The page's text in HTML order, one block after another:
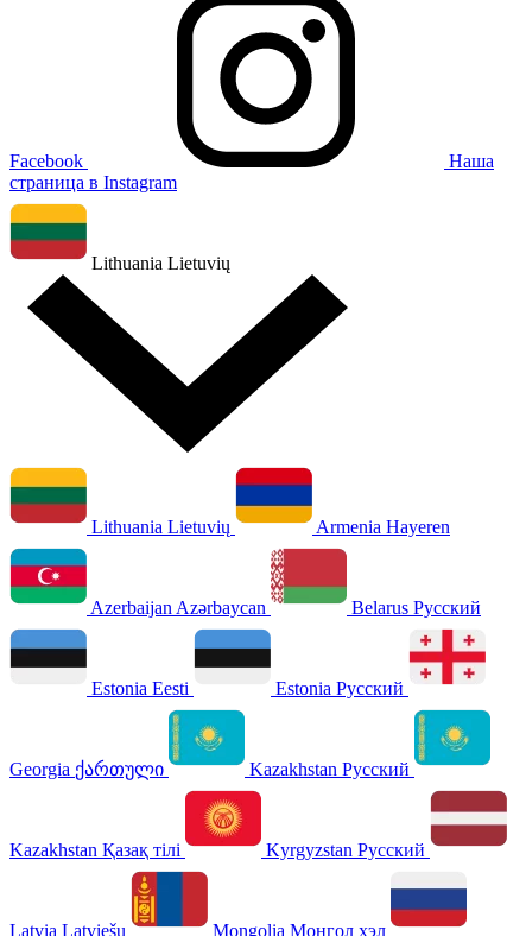
Facebook
Наша
страница в Instagram
Lithuania Lietuvių
Lithuania Lietuvių Armenia Hayeren
Azerbaijan Azərbaycan Belarus Русский
Estonia Eesti Estonia Русский
Georgia ქართული Kazakhstan Русский
Kazakhstan Қазақ тілі Kyrgyzstan Русский
Latvia Latviešu Mongolia Монгол хэл